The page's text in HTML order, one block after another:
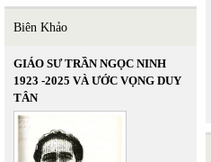
Biên Khảo
GIÁO SƯ TRẦN NGỌC NINH
1923 -2025 VÀ ƯỚC VỌNG DUY
TÂN